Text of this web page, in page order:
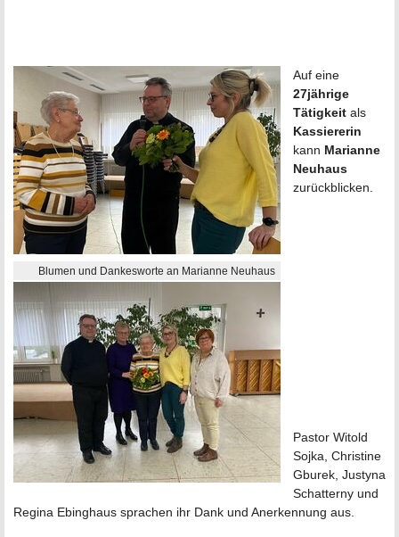
Blumen und Dankesworte an Marianne Neuhaus
Auf eine
27jährige
Tätigkeit als
Kassiererin
kann Marianne
Neuhaus
zurückblicken.
Pastor Witold
Sojka, Christine
Gburek, Justyna
Schatterny und
Regina Ebinghaus sprachen ihr Dank und Anerkennung aus.